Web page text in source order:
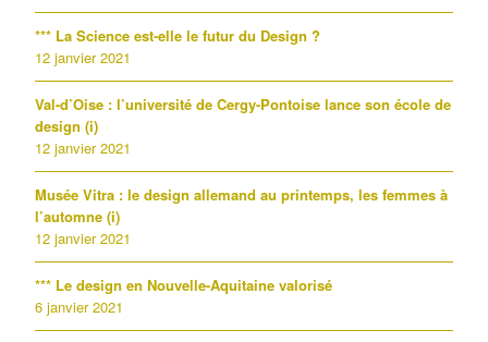
*** La Science est-elle le futur du Design ?
12 janvier 2021
Val-d’Oise : l’université de Cergy-Pontoise lance son école de
design (i)
12 janvier 2021
Musée Vitra : le design allemand au printemps, les femmes à
l’automne (i)
12 janvier 2021
*** Le design en Nouvelle-Aquitaine valorisé
6 janvier 2021